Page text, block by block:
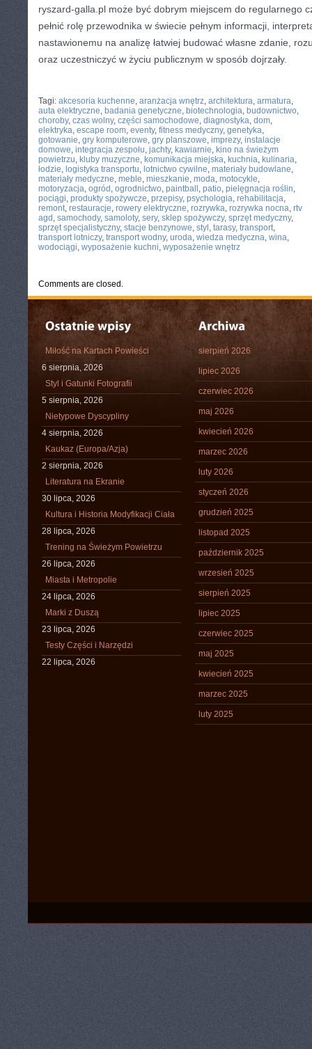
ryszard-galla.pl może być dobrym miejscem do regularnego
pełnić rolę przewodnika w świecie pełnym informacji,
nastawionemu na analizę łatwiej budować własne zdanie,
oraz uczestniczyć w życiu publicznym w sposób dojrzały.
Tagi: akcesoria kuchenne, aranżacja wnętrz, architektura, armatura,
auta elektryczne, badania genetyczne, biotechnologia, budownictwo,
choroby, czas wolny, części samochodowe, diagnostyka, dom,
elektryka, escape room, eventy, fitness medyczny, genetyka,
gotowanie, gry komputerowe, gry planszowe, imprezy, instalacje
domowe, integracja zespołu, jachty, kawiarnie, kino na świeżym
powietrzu, kluby muzyczne, komunikacja miejska, kuchnia, kulinaria,
łodzie, logistyka transportu, lotnictwo cywilne, materiały budowlane,
materiały medyczne, meble, mieszkanie, moda, motocykle,
motoryzacja, ogród , ogrodnictwo, paintball , patio, pielęgnacja roślin,
pociągi, produkty spożywcze, przepisy, psychologia, rehabilitacja,
remont, restauracje, rowery elektryczne, rozrywka, rozrywka nocna, rtv
agd , samochody, samoloty, sery, sklep spożywczy, sprzęt medyczny,
sprzęt specjalistyczny, stacje benzynowe, styl , tarasy, transport,
transport lotniczy, transport wodny, uroda, wiedza medyczna, wina,
wodociągi, wyposażenie kuchni, wyposażenie wnętrz
Comments are closed.
Miłość na Kartach Powieści
6 sierpnia, 2026
Styl i Gatunki Fotografii
5 sierpnia, 2026
Nietypowe Dyscypliny
4 sierpnia, 2026
Kaukaz (Europa/Azja)
2 sierpnia, 2026
Literatura na Ekranie
30 lipca, 2026
Kultura i Historia Modyfikacji Ciała
28 lipca, 2026
Trening na Świeżym Powietrzu
26 lipca, 2026
Miasta i Metropolie
24 lipca, 2026
Marki z Duszą
23 lipca, 2026
Testy Części i Narzędzi
22 lipca, 2026
sierpień 2026
lipiec 2026
czerwiec 2026
maj 2026
kwiecień 2026
marzec 2026
luty 2026
styczeń 2026
grudzień 2025
listopad 2025
październik 2025
wrzesień 2025
sierpień 2025
lipiec 2025
czerwiec 2025
maj 2025
kwiecień 2025
marzec 2025
luty 2025